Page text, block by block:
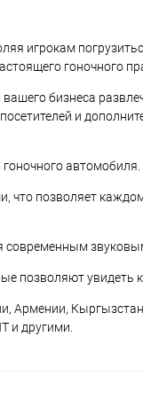
игрокам
гоночного
бизнеса
и
автомобиля.
позволяет
современным
позволяют увидеть
Армении,
и другими.